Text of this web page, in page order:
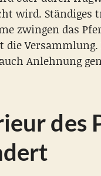
wird. Ständiges
zwingen das
die
Anlehnung
des